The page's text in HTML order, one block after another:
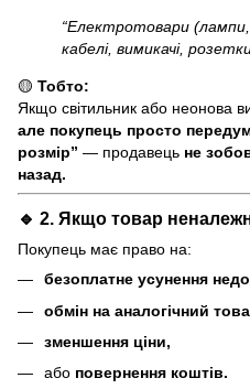
“Електротовари
кабелі, вимикачі,
🟡 Тобто:
Якщо світильник або неонова
але покупець просто
розмір” — продавець не
назад.
🔹 2. Якщо товар
Покупець має право на:
безоплатне усунення
обмін на аналогічний
зменшення ціни,
або повернення коштів.